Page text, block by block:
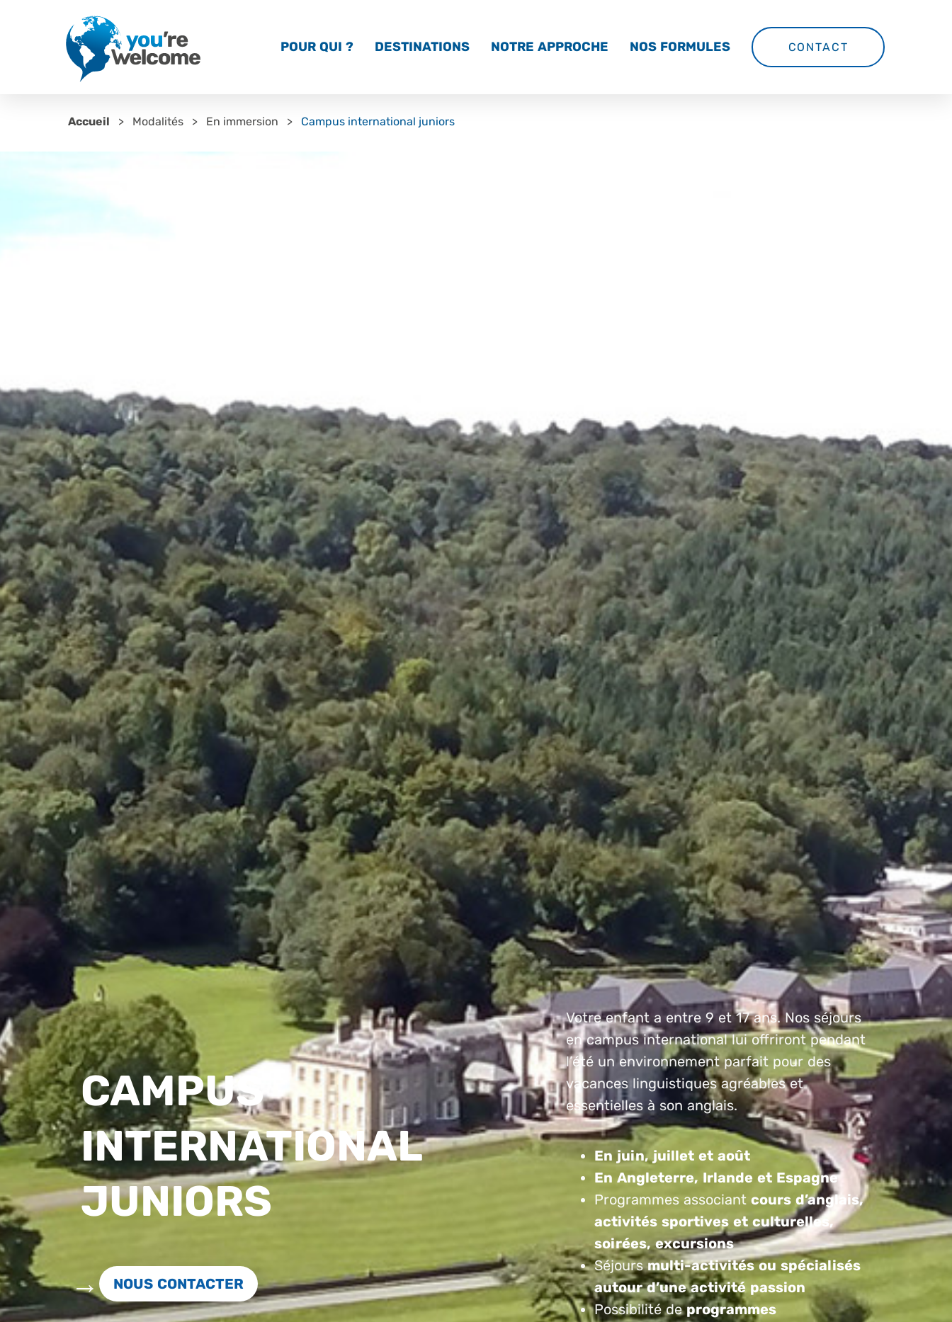
POUR QUI ? DESTINATIONS NOTRE APPROCHE NOS FORMULES CONTACT
Accueil Modalités En immersion Campus international juniors
CAMPUS
INTERNATIONAL
JUNIORS
NOUS CONTACTER
Votre enfant a entre 9 et 17 ans. Nos séjours
en campus international lui offriront pendant
l’été un environnement parfait pour des
vacances linguistiques agréables et
essentielles à son anglais.
En juin, juillet et août
En Angleterre, Irlande et Espagne
Programmes associant cours d’anglais,
activités sportives et culturelles,
soirées, excursions
Séjoursmulti-activités ou spécialisés
autour d’une activité passion
Possibilité deprogrammes